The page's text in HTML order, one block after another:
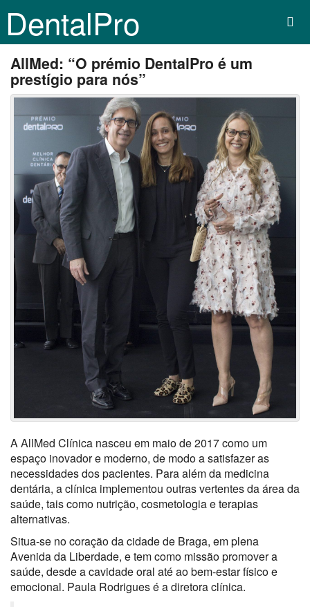
DentalPro
AllMed: “O prémio DentalPro é um
prestígio para nós”
A AllMed Clínica nasceu em maio de 2017 como um
espaço inovador e moderno, de modo a satisfazer as
necessidades dos pacientes. Para além da medicina
dentária, a clínica implementou outras vertentes da área da
saúde, tais como nutrição, cosmetologia e terapias
alternativas.
Situa-se no coração da cidade de Braga, em plena
Avenida da Liberdade, e tem como missão promover a
saúde, desde a cavidade oral até ao bem-estar físico e
emocional. Paula Rodrigues é a diretora clínica.